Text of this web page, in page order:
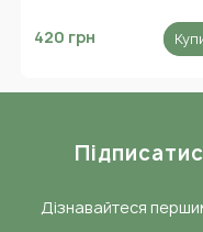
420 грн
Дізнавайтеся